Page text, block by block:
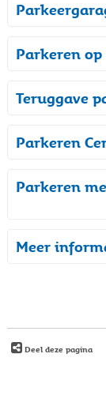
Parkeren
Teruggave
Parkeren
Parkeren
Meer
Deel deze pagina